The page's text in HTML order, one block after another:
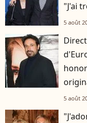
"J'ai
5 août
5 août